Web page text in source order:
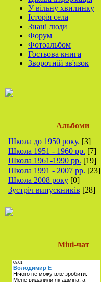
У вільну хвилинку
Історія села
Знані люди
Форум
Фотоальбом
Гостьова книга
Зворотній зв'язок
Альбоми
Школа до 1950 року. [3]
Школа 1951 - 1960 рр. [7]
Школа 1961-1990 рр. [19]
Школа 1991 - 2007 рр. [23]
Школа 2008 року [0]
Зустріч випускників [28]
Міні-чат